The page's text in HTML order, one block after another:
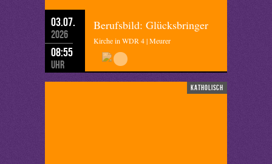
03.07.
2026
08:55
Uhr
Berufsbild: Glücksbringer
Kirche in WDR 4 | Meurer
katholisch